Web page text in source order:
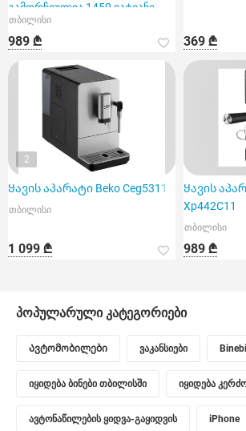
გამორჩეულია 1450 ვატიანი
სიმძლა
თბილისი
989 ₾ 369 ₾
2
Ყავის აპარატი Beko Ceg5311X
თბილისი
1 099 ₾
Ყავის
Xp442C11
თბილისი
989 ₾
პოპულარული კატეგორიები
Ავტომობილები ვაკანსიები Binebi
იყიდება ბინები თბილისში იყიდება
ავტონაწილების ყიდვა-გაყიდვის iPhone